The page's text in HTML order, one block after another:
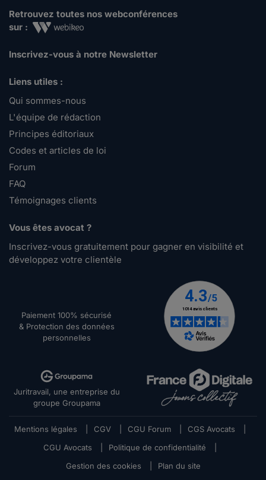
Retrouvez toutes nos webconférences
sur :
Inscrivez-vous à notre Newsletter
Liens utiles :
Qui sommes-nous
L'équipe de rédaction
Principes éditoriaux
Codes et articles de loi
Forum
FAQ
Témoignages clients
Vous êtes avocat ?
Inscrivez-vous gratuitement pour gagner en visibilité et
développez votre clientèle
Paiement 100% sécurisé
& Protection des données
personnelles
Juritravail, une entreprise du
groupe Groupama
Mentions légales CGV CGU Forum CGS Avocats
CGU Avocats
Politique de confidentialité
Gestion des cookies
Plan du site